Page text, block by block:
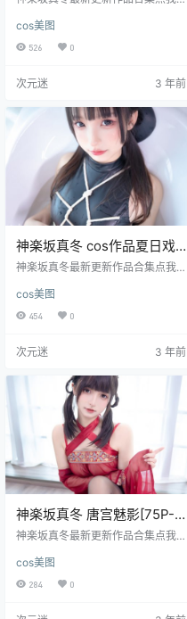
cos美图
526 0
次元迷 3 年前
神楽坂真冬 cos作品夏日戏
水[75P-205MB]在线欣赏
神楽坂真冬最新更新作品合集点我
cos美图
454 0
次元迷 3 年前
神楽坂真冬 唐宫魅影[75P-
191MB]
神楽坂真冬最新更新作品合集点我
cos美图
284 0